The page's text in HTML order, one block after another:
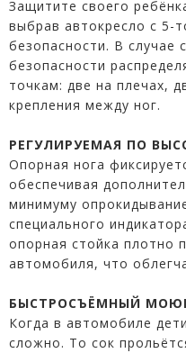
Защитите своего
выбрав автокресло с 5-
безопасности. В случае
безопасности
точкам: две на плечах,
крепления между ног.
РЕГУЛИРУЕМАЯ ПО
Опорная нога
обеспечивая
минимуму
специального
опорная стойка плотно
автомобиля, что
БЫСТРОСЪЁМНЫЙ
Когда в автомобиле
сложно. То сок